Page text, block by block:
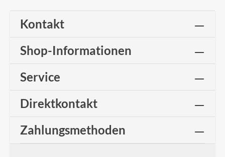
Kontakt
Shop-Informationen
Service
Direktkontakt
Zahlungsmethoden